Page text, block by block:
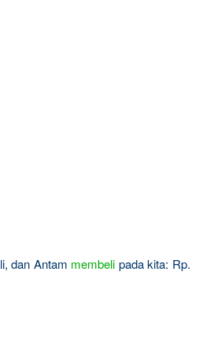
dan Antam membeli pada kita: Rp.